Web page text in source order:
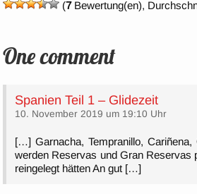
(7Bewertung(en),
One comment
Spanien Teil 1 – Glidezeit
10. November 2019 um 19:10 Uhr
[…] Garnacha, Tempranillo,
werden Reservas und Gran Reservas
reingelegt hätten An gut […]